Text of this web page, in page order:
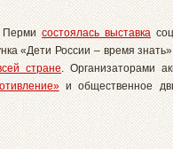
состоялась выставка
«Дети России – время
стране. Организаторами
и общественное